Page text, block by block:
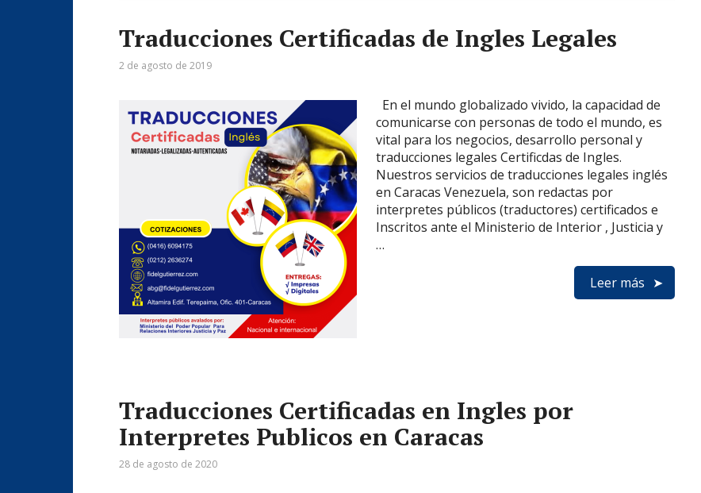
Traducciones Certificadas de Ingles Legales
2 de agosto de 2019
En el mundo globalizado vivido, la capacidad de
comunicarse con personas de todo el mundo, es
vital para los negocios, desarrollo personal y
traducciones legales Certificdas de Ingles.
Nuestros servicios de traducciones legales inglés
en Caracas Venezuela, son redactas por
interpretes públicos (traductores) certificados e
Inscritos ante el Ministerio de Interior , Justicia y
…
Leer más
Traducciones Certificadas en Ingles por
Interpretes Publicos en Caracas
28 de agosto de 2020